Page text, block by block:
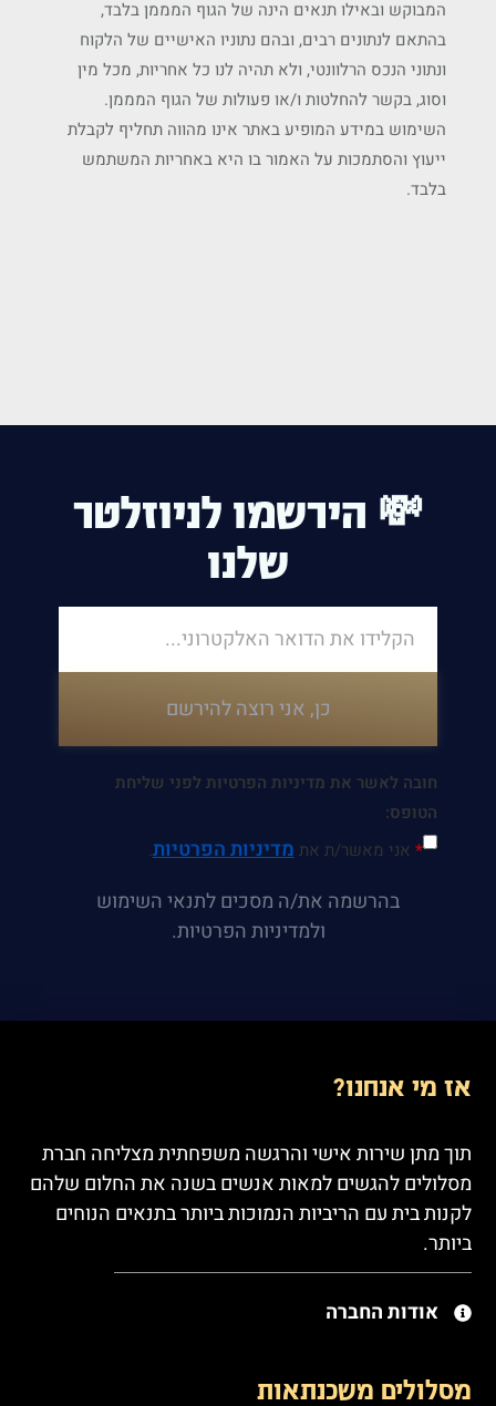
המבוקש ובאילו תנאים הינה של הגוף המממן בלבד,
בהתאם לנתונים רבים, ובהם נתוניו האישיים של הלקוח
ונתוני הנכס הרלוונטי, ולא תהיה לנו כל אחריות, מכל מין
וסוג, בקשר להחלטות ו/או פעולות של הגוף המממן.
השימוש במידע המופיע באתר אינו מהווה תחליף לקבלת
ייעוץ והסתמכות על האמור בו היא באחריות המשתמש
בלבד.
💸 הירשמו לניוזלטר
שלנו
כן, אני רוצה להירשם
חובה לאשר את מדיניות הפרטיות לפני שליחת
הטופס:
* אני מאשר/ת את מדיניות הפרטיות.
בהרשמה את/ה מסכים לתנאי השימוש
ולמדיניות הפרטיות.
אז מי אנחנו?
תוך מתן שירות אישי והרגשה משפחתית מצליחה חברת
מסלולים להגשים למאות אנשים בשנה את החלום שלהם
לקנות בית עם הריביות הנמוכות ביותר בתנאים הנוחים
ביותר.
אודות החברה
מסלולים משכנתאות